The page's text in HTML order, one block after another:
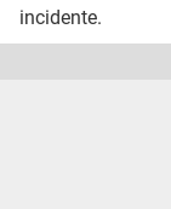
incidente.